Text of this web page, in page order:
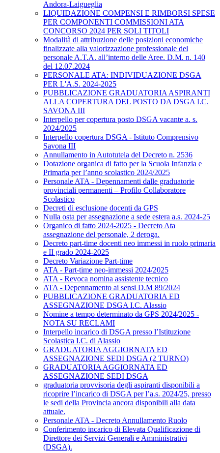
Andora-Laigueglia
LIQUIDAZIONE COMPENSI E RIMBORSI SPESE
PER COMPONENTI COMMISSIONI ATA
CONCORSO 2024 PER SOLI TITOLI
Modalità di attribuzione delle posizioni economiche
finalizzate alla valorizzazione professionale del
personale A.T.A. all’interno delle Aree. D.M. n. 140
del 12.07.2024
PERSONALE ATA: INDIVIDUAZIONE DSGA
PER L'A.S. 2024-2025
PUBBLICAZIONE GRADUATORIA ASPIRANTI
ALLA COPERTURA DEL POSTO DA DSGA I.C.
SAVONA III
Interpello per copertura posto DSGA vacante a. s.
2024/2025
Interpello copertura DSGA - Istituto Comprensivo
Savona III
Annullamento in Autotutela del Decreto n. 2536
Dotazione organica di fatto per la Scuola Infanzia e
Primaria per l’anno scolastico 2024/2025
Personale ATA - Depennamenti dalle graduatorie
provinciali permanenti – Profilo Collaboratore
Scolastico
Decreti di esclusione docenti da GPS
Nulla osta per assegnazione a sede estera a.s. 2024-25
Organico di fatto 2024-2025 - Decreto Ata
assegnazione del personale, 2 deroga.
Decreto part-time docenti neo immessi in ruolo primaria
e II grado 2024-2025
Decreto Variazione Part-time
ATA - Part-time neo-immessi 2024/2025
ATA - Revoca nomina assistente tecnico
ATA - Depennamento ai sensi D.M 89/2024
PUBBLICAZIONE GRADUATORIA ED
ASSEGNAZIONE DSGA I.C. Alassio
Nomine a tempo determinato da GPS 2024/2025 -
NOTA SU RECLAMI
Interpello incarico di DSGA presso l’Istituzione
Scolastica I.C. di Alassio
GRADUATORIA AGGIORNATA ED
ASSEGNAZIONE SEDI DSGA (2 TURNO)
GRADUATORIA AGGIORNATA ED
ASSEGNAZIONE SEDI DSGA
graduatoria provvisoria degli aspiranti disponibili a
ricoprire l’incarico di DSGA per l’a.s. 2024/25, presso
le sedi della Provincia ancora disponibili alla data
attuale.
Personale ATA - Decreto Annullamento Ruolo
Conferimento incarico di Elevata Qualificazione di
Direttore dei Servizi Generali e Amministrativi
(DSGA).